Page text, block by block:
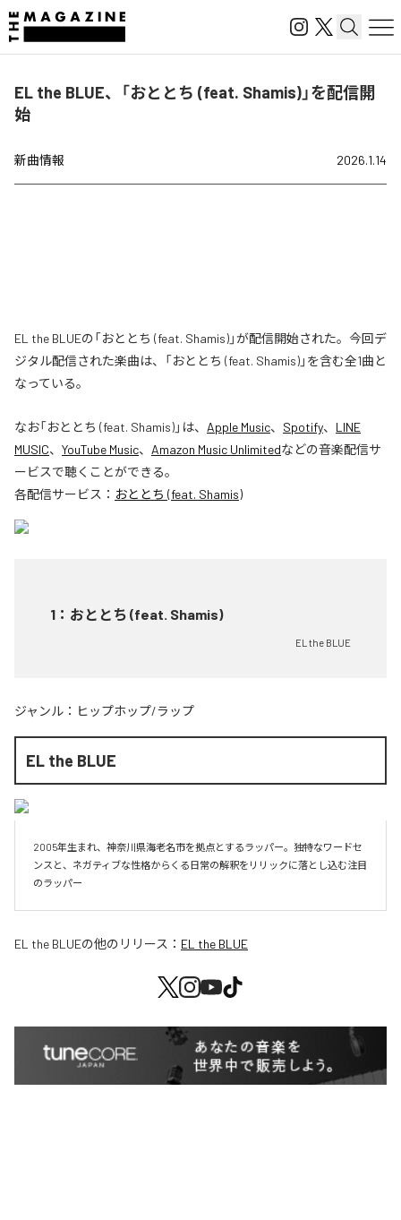
EL the BLUE、「おととち (feat. Shamis)」を配信開
始
新曲情報 2026.1.14
EL the BLUEの「おととち (feat. Shamis)」が配信開始された。今回デ
ジタル配信された楽曲は、「おととち (feat. Shamis)」を含む全1曲と
なっている。
なお「おととち (feat. Shamis)」は、 Apple Music、 Spotify、 LINE
MUSIC、 YouTube Music、 Amazon Music Unlimitedなどの音楽配信サ
ービスで聴くことができる。
各配信サービス： おととち (feat. Shamis)
1 ： おととち (feat. Shamis)
EL the BLUE
ジャンル： ヒップホップ/ラップ
EL the BLUE
2005年生まれ、神奈川県海老名市を拠点とするラッパー。独特なワードセ
ンスと、ネガティブな性格からくる日常の解釈をリリックに落とし込む注目
のラッパー
EL the BLUEの他のリリース： EL the BLUE